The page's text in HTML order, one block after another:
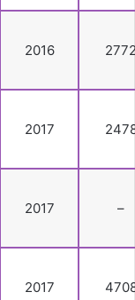
2016
2017
2017 –
2017